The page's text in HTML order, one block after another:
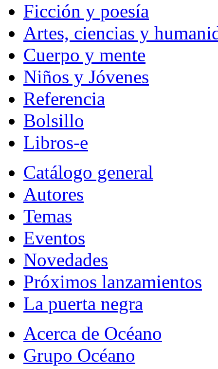
Ficción y poesía
Artes, ciencias y
Cuerpo y mente
Niños y Jóvenes
Referencia
Bolsillo
Libros-e
Catálogo general
Autores
Temas
Eventos
Novedades
Próximos lanzamientos
La puerta negra
Acerca de Océano
Grupo Océano